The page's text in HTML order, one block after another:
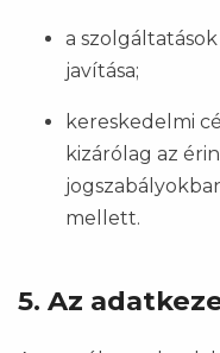
a
javítása;
kereskedelmi
kizárólag az
mellett.
5. Az